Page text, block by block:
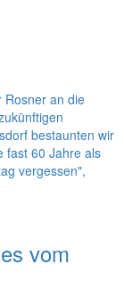
Rosner an die
bestaunten wir
fast 60 Jahre als
vergessen",
vom